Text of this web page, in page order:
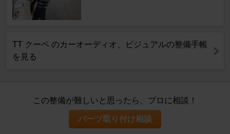
TT クーペ のカーオーディオ、ビジュアルの整備手帳
を見る
この整備が難しいと思ったら、プロに相談！
パーツ取り付け相談